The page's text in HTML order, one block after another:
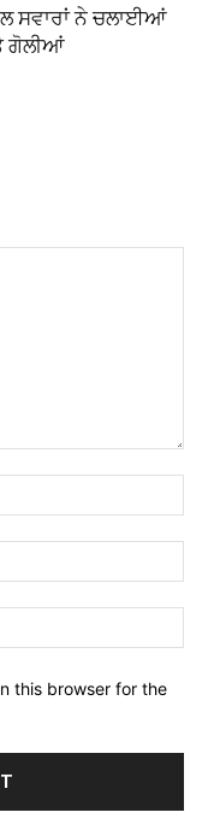
ਸਵਾਰਾਂ ਨੇ ਚਲਾਈਆਂ
ਗੋਲੀਆਂ
this browser for the